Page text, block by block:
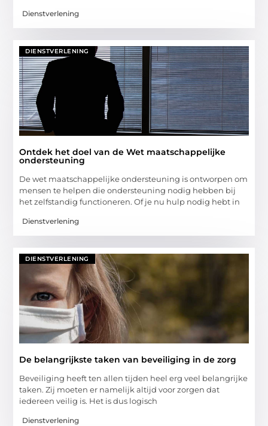
Dienstverlening
DIENSTVERLENING
Ontdek het doel van de Wet maatschappelijke
ondersteuning
De wet maatschappelijke ondersteuning is ontworpen om
mensen te helpen die ondersteuning nodig hebben bij
het zelfstandig functioneren. Of je nu hulp nodig hebt in
Dienstverlening
DIENSTVERLENING
De belangrijkste taken van beveiliging in de zorg
Beveiliging heeft ten allen tijden heel erg veel belangrijke
taken. Zij moeten er namelijk altijd voor zorgen dat
iedereen veilig is. Het is dus logisch
Dienstverlening